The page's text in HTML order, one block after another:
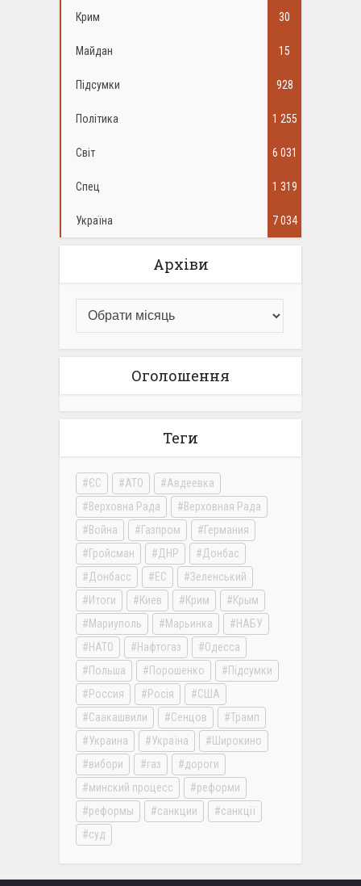
Крим 30
Майдан 15
Підсумки 928
Політика 1 255
Світ 6 031
Спец 1 319
Україна 7 034
Архіви
Оголошення
Теги
ЄС АТО
Авдеевка
Верховна Рада
Верховная Рада
Война
Газпром
Германия
Гройсман
ДНР
Донбас
Донбасс
ЕС
Зеленський
Итоги
Киев Крим
Крым
Мариуполь
Марьинка
НАБУ
НАТО
Нафтогаз
Одесса
Польша
Порошенко
Підсумки
Россия
Росія
США
Саакашвили
Сенцов
Трамп
Украина
Україна
Широкино
вибори
газ
дороги
минский процесс
реформи
реформы
санкции
санкції
суд